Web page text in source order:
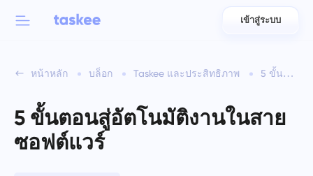
العربية
Azərbaycan
เข้าสู่ระบบ
หน้าหลัก บล็อก Taskee และประสิทธิภาพ 5 ขั้นตอนสู่อัตโนมัติงานในสายซอฟต์แวร์
5 ขั้นตอนสู่อัตโนมัติงานในสาย
ซอฟต์แวร์
คุณสมบัติของ Taskee
เรียนรู้เกี่ยวกับ 7 คุณสมบัติที่สร้างแรงบันดาลใจเพิ่มเติม
สำหรับทีม
อุตสาหกรรม